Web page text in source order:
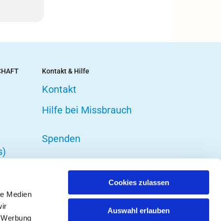
Medien
Cookies zulassen
Auswahl erlauben
Kontakt & Hilfe
Kontakt
Hilfe bei Missbrauch
Spenden